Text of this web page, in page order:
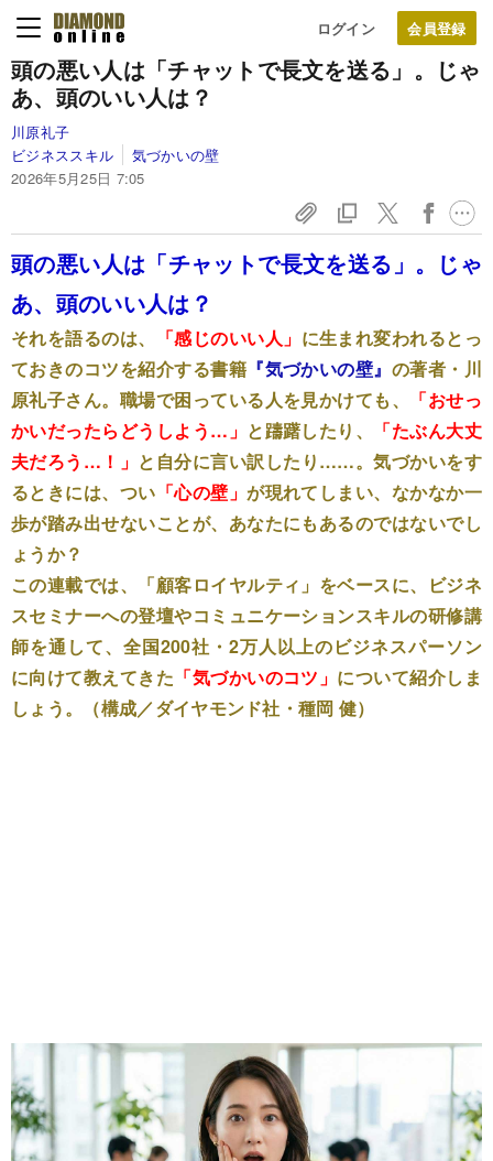
ログイン
頭の悪い人は「チャットで長文を送る」。じゃ
あ、頭のいい人は？
川原礼子
ビジネススキル
気づかいの壁
2026年5月25日 7:05
頭の悪い人は「チャットで長文を送る」。じゃ
あ、頭のいい人は？
それを語るのは、 「感じのいい人」 に生まれ変われるとっ
ておきのコツを紹介する書籍 『気づかいの壁』 の著者・川
原礼子さん。職場で困っている人を見かけても、
「おせっ
かいだったらどうしよう…」 と躊躇したり、
「たぶん大丈
夫だろう…！」 と自分に言い訳したり……。気づかいをす
るときには、つい 「心の壁」が現れてしまい、なかなか一
歩が踏み出せないことが、あなたにもあるのではないでし
ょうか？
この連載では、「顧客ロイヤルティ」をベースに、ビジネ
スセミナーへの登壇やコミュニケーションスキルの研修講
師を通して、全国200社・2万人以上のビジネスパーソン
に向けて教えてきた 「気づかいのコツ」 について紹介しま
しょう。（構成／ダイヤモンド社・種岡 健）